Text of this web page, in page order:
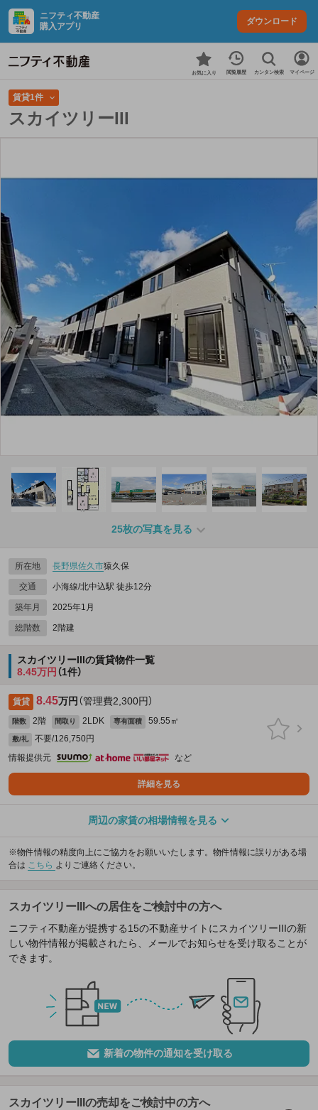
ニフティ不動産
購入アプリ
ダウンロード
お気に入り 閲覧履歴 カンタン検索 マイページ
賃貸1件
スカイツリーIII
25枚の写真を見る
所在地 長野県佐久市猿久保
交通 小海線/北中込駅 徒歩12分
築年月 2025年1月
総階数 2階建
スカイツリーIIIの賃貸物件一覧
8.45万円 （1件）
賃貸 8.45万円 （管理費2,300円）
階数 2階 間取り 2LDK 専有面積 59.55㎡
敷/礼
不要/126,750円
情報提供元
など
詳細を見る
周辺の家賃の相場情報を見る
※物件情報の精度向上にご協力をお願いいたします。物件情報に誤りがある場
合は こちら よりご連絡ください。
スカイツリーIIIへの居住をご検討中の方へ
ニフティ不動産が提携する15の不動産サイトにスカイツリーIIIの新
しい物件情報が掲載されたら、メールでお知らせを受け取ることが
できます。
新着の物件の通知を受け取る
スカイツリーIIIの売却をご検討中の方へ